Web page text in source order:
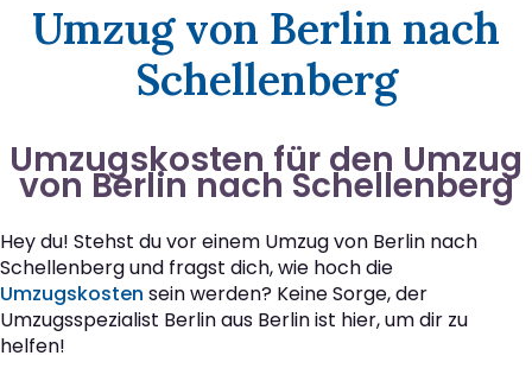
Umzug von Berlin nach
Schellenberg
Umzugskosten für den Umzug
von Berlin nach Schellenberg
Hey du! Stehst du vor einem Umzug von Berlin nach
Schellenberg und fragst dich, wie hoch die
Umzugskosten sein werden? Keine Sorge, der
Umzugsspezialist Berlin aus Berlin ist hier, um dir zu
helfen!